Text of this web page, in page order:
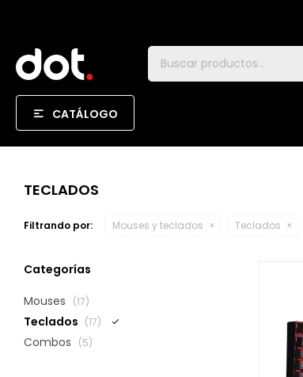
CATÁLOGO
TECLADOS
Filtrando por: Mouses y teclados Teclados
Categorías
Mouses
(17)
Teclados (17)
Combos (5)